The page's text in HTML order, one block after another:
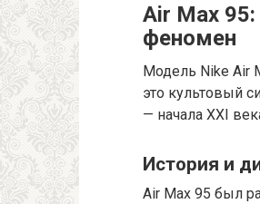
Air Max
феномен
Модель Nike Air
это культовый
— начала XXI
История и
Air Max 95 был